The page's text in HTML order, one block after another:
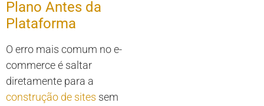
Plano Antes da
Plataforma
O erro mais comum no e-
commerce é saltar
diretamente para a
construção de sites sem